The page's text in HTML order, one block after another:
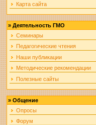
Карта сайта
»Деятельность ГМО
Семинары
Педагогические чтения
Наши публикации
Методические рекомендации
Полезные сайты
»Общение
Опросы
Форум